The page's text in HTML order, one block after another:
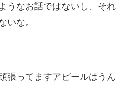
うなお話ではないし、それ
いな。
張ってますアピールはうん